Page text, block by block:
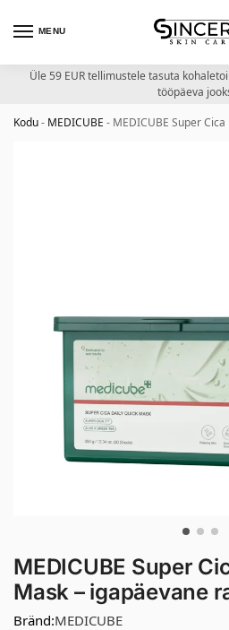
MENU
Üle 59 EUR tellimustele tasuta
tööpäeva
Kodu- MEDICUBE - MEDICUBE Super
MEDICUBE Super
Mask – igapäevane
Bränd:MEDICUBE